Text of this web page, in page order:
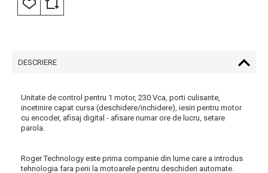
DESCRIERE
Unitate de control pentru 1 motor, 230 Vca, porti culisante,
incetinire capat cursa (deschidere/inchidere), iesiri pentru motor
cu encoder, afisaj digital - afisare numar ore de lucru, setare
parola.
Roger Technology este prima companie din lume care a introdus
tehnologia fara perii la motoarele pentru deschideri automate.